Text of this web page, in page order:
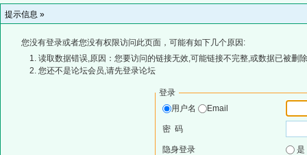
提示信息 »
您没有登录或者您没有权限访问此页面，可能有如下几个原因:
读取数据错误,原因：您要访问的链接无效,可能链接不完整,或数据已被删
您还不是论坛会员,请先登录论坛
登录
用户名
Email
密 码
隐身登录